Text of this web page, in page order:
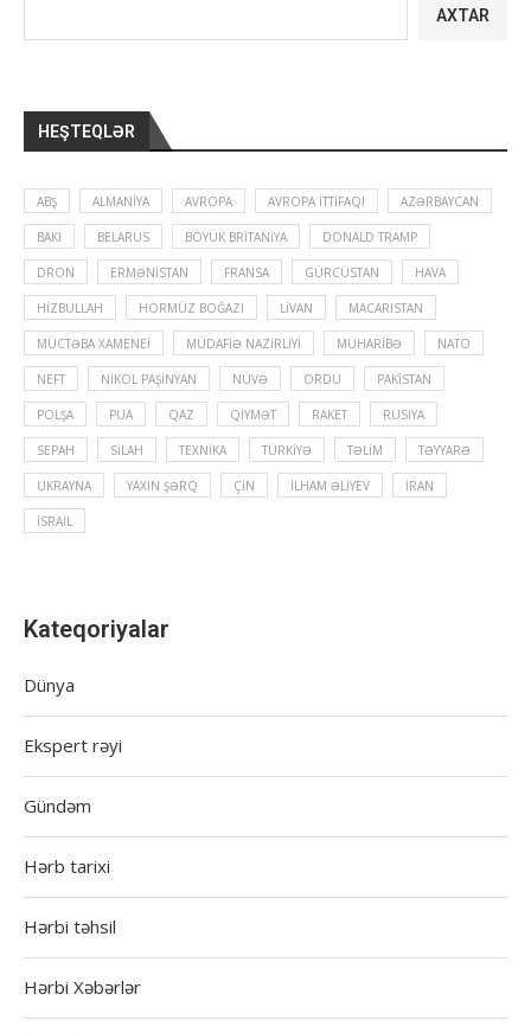
AXTAR
HEŞTEQLƏR
ABŞ ALMANIYA AVROPA AVROPA İTTIFAQI AZƏRBAYCAN
BAKI BELARUS BÖYÜK BRITANIYA DONALD TRAMP
DRON ERMƏNISTAN FRANSA GÜRCÜSTAN HAVA
HIZBULLAH HÖRMÜZ BOĞAZI LIVAN MACARISTAN
MÜCTƏBA XAMENEI MÜDAFIƏ NAZIRLIYI MÜHARIBƏ NATO
NEFT NIKOL PAŞINYAN NÜVƏ ORDU PAKISTAN
POLŞA PUA QAZ QIYMƏT RAKET RUSIYA
SEPAH SILAH TEXNIKA TÜRKIYƏ TƏLIM TƏYYARƏ
UKRAYNA YAXIN ŞƏRQ ÇIN İLHAM ƏLIYEV İRAN
İSRAIL
Kateqoriyalar
Dünya
Ekspert rəyi
Gündəm
Hərb tarixi
Hərbi təhsil
Hərbi Xəbərlər